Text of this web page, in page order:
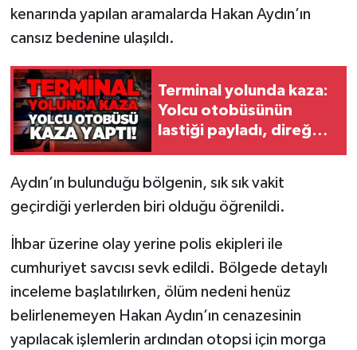
kenarında yapılan aramalarda Hakan Aydın’ın
cansız bedenine ulaşıldı.
Terminal yolunda kaza:
Yolcu otobüsünün
lastiği payladı, direğe
Aydın’ın bulunduğu bölgenin, sık sık vakit
geçirdiği yerlerden biri olduğu öğrenildi.
İhbar üzerine olay yerine polis ekipleri ile
cumhuriyet savcısı sevk edildi. Bölgede detaylı
inceleme başlatılırken, ölüm nedeni henüz
belirlenemeyen Hakan Aydın’ın cenazesinin
yapılacak işlemlerin ardından otopsi için morga
Kilimli
MAGAZİN
Politika
Resmi İlan
Sağlık
SİYASET
Spor